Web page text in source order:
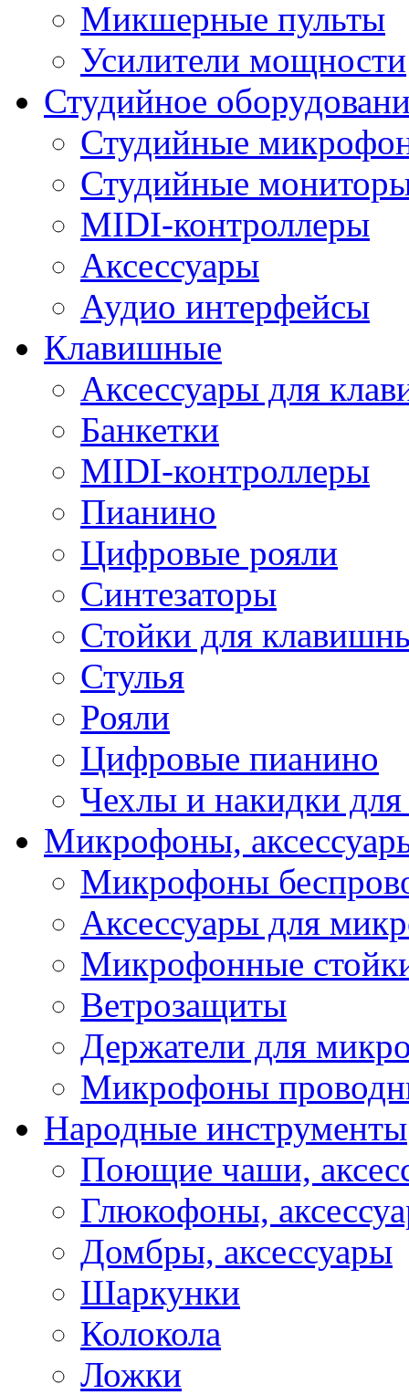
Микшерные пульты
Усилители мощности
Студийное
Студийные
Студийные
MIDI-контроллеры
Аксессуары
Аудио интерфейсы
Клавишные
Аксессуары для
Банкетки
MIDI-контроллеры
Пианино
Цифровые рояли
Синтезаторы
Стойки для
Стулья
Рояли
Цифровые пианино
Чехлы и накидки
Микрофоны,
Микрофоны
Аксессуары для
Микрофонные
Ветрозащиты
Держатели для
Микрофоны
Народные инструменты
Поющие чаши,
Глюкофоны,
Домбры, аксессуары
Шаркунки
Колокола
Ложки